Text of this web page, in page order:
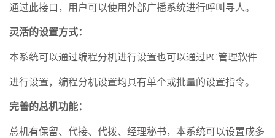
通过此接口，用户可以使用外部广播系统进行呼叫寻人。
灵活的设置方式：
本系统可以通过编程分机进行设置也可以通过PC管理软件
进行设置，编程分机设置均具有单个或批量的设置指令。
完善的总机功能：
总机有保留、代接、代拨、经理秘书，本系统可以设置成多